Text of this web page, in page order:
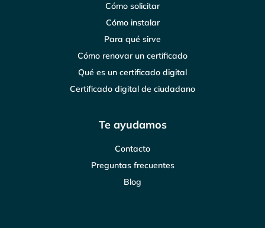
Cómo solicitar
Cómo instalar
Para qué sirve
Cómo renovar un certificado
Qué es un certificado digital
Certificado digital de ciudadano
Te ayudamos
Contacto
Preguntas frecuentes
Blog